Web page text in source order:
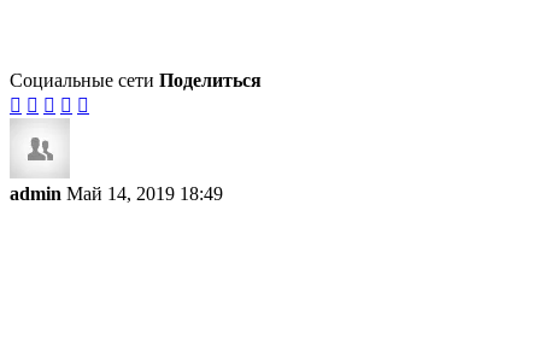
Социальные сети Поделиться
    
admin Май 14, 2019 18:49